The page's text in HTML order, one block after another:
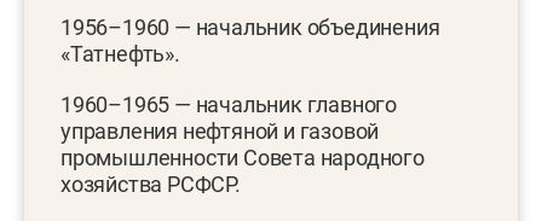
1956–1960 — начальник объединения
«Татнефть».
1960–1965 — начальник главного
управления нефтяной и газовой
промышленности Совета народного
хозяйства РСФСР.